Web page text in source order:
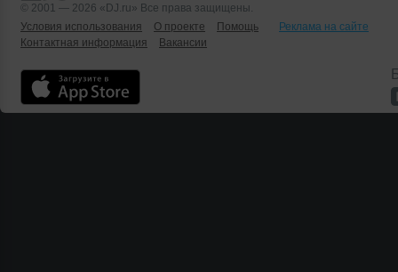
© 2001 — 2026 «DJ.ru» Все права защищены.
Условия использования
О проекте Помощь
Реклама на сайте
Контактная информация
Вакансии